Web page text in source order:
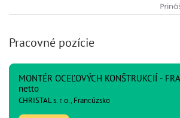
Pracovné pozície
MONTÉR OCEĽOVÝCH KONŠTRUKCIÍ -
netto
CHRISTAL s. r. o., Francúzsko